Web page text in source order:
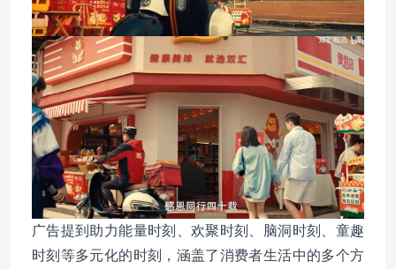
广告提到助力能量时刻、欢聚时刻、脑洞时刻、童趣
时刻等多元化的时刻，涵盖了消费者生活中的多个方